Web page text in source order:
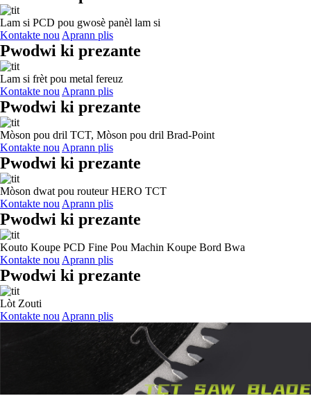
Lam si PCD pou gwosè panèl lam si
Kontakte nou Aprann plis
Pwodwi ki prezante
Lam si frèt pou metal fereuz
Kontakte nou Aprann plis
Pwodwi ki prezante
Mòson pou dril TCT, Mòson pou dril Brad-Point
Kontakte nou Aprann plis
Pwodwi ki prezante
Mòson dwat pou routeur HERO TCT
Kontakte nou Aprann plis
Pwodwi ki prezante
Kouto Koupe PCD Fine Pou Machin Koupe Bord Bwa
Kontakte nou Aprann plis
Pwodwi ki prezante
Lòt Zouti
Kontakte nou Aprann plis